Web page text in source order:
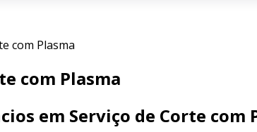
com Plasma
com Plasma
em Serviço de Corte com